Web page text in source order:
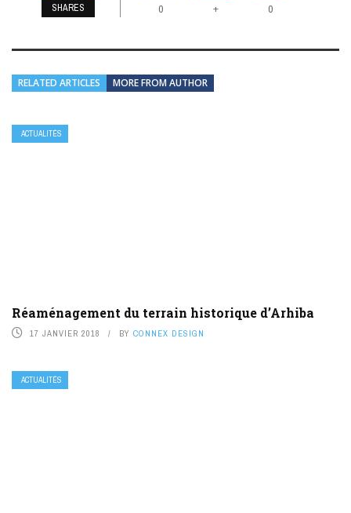
SHARES 0 + 0
RELATED ARTICLES MORE FROM AUTHOR
ACTUALITÉS
Réaménagement du terrain historique d’Arhiba
17 JANVIER 2018 BY CONNEX DESIGN
ACTUALITÉS